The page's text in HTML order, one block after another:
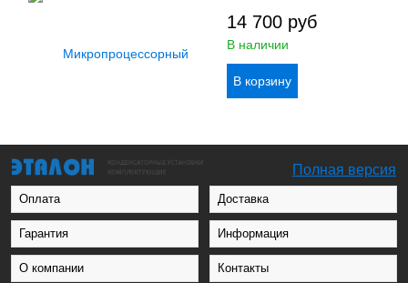
14 700 руб
В наличии
Полная версия
Оплата Доставка
Гарантия Информация
О компании Контакты